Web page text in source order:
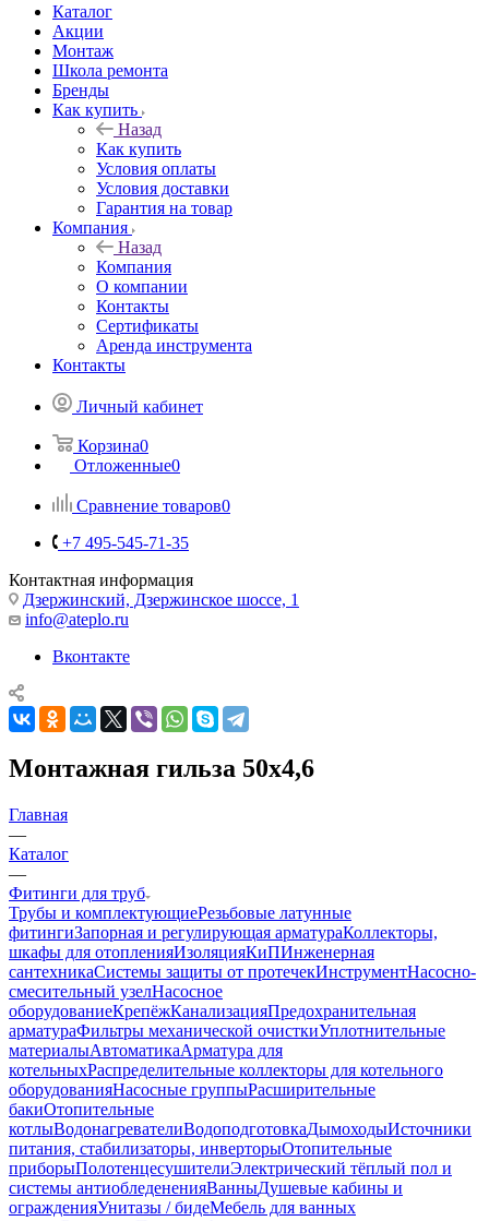
Каталог
Акции
Монтаж
Школа ремонта
Бренды
Как купить
Назад
Как купить
Условия оплаты
Условия доставки
Гарантия на товар
Компания
Назад
Компания
О компании
Контакты
Сертификаты
Аренда инструмента
Контакты
Личный кабинет
Корзина0
Отложенные0
Сравнение товаров0
+7 495-545-71-35
Контактная информация
Дзержинский, Дзержинское шоссе, 1
info@ateplo.ru
Вконтакте
Монтажная гильза 50х4,6
Главная
—
Каталог
—
Фитинги для труб
Трубы и комплектующиеРезьбовые латунные
фитингиЗапорная и регулирующая арматураКоллекторы,
шкафы для отопленияИзоляцияКиПИнженерная
сантехникаСистемы защиты от протечекИнструментНасосно-
смесительный узелНасосное
оборудованиеКрепёжКанализацияПредохранительная
арматураФильтры механической очисткиУплотнительные
материалыАвтоматикаАрматура для
котельныхРаспределительные коллекторы для котельного
оборудованияНасосные группыРасширительные
бакиОтопительные
котлыВодонагревателиВодоподготовкаДымоходыИсточники
питания, стабилизаторы, инверторыОтопительные
приборыПолотенцесушителиЭлектрический тёплый пол и
системы антиобледененияВанныДушевые кабины и
огражденияУнитазы / бидеМебель для ванных